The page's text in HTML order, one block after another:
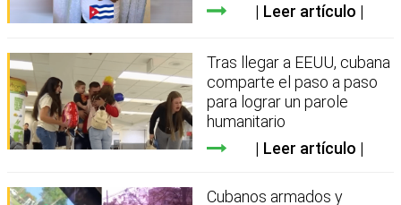
Leer artículo
Tras llegar a EEUU, cubana
comparte el paso a paso
para lograr un parole
humanitario
Leer artículo
Cubanos armados y